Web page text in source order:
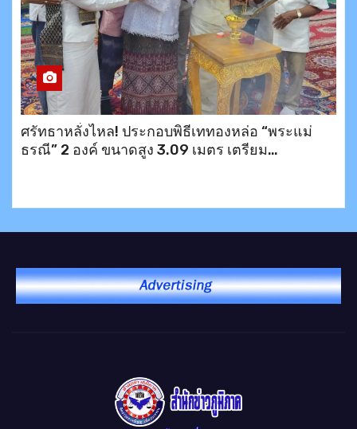
ศรัทธาหลั่งไหล! ประกอบพิธีเททองหล่อ “พระแม่
ธรณี” 2 องค์ ขนาดสูง 3.09 เมตร เตรียม
ประชาชน